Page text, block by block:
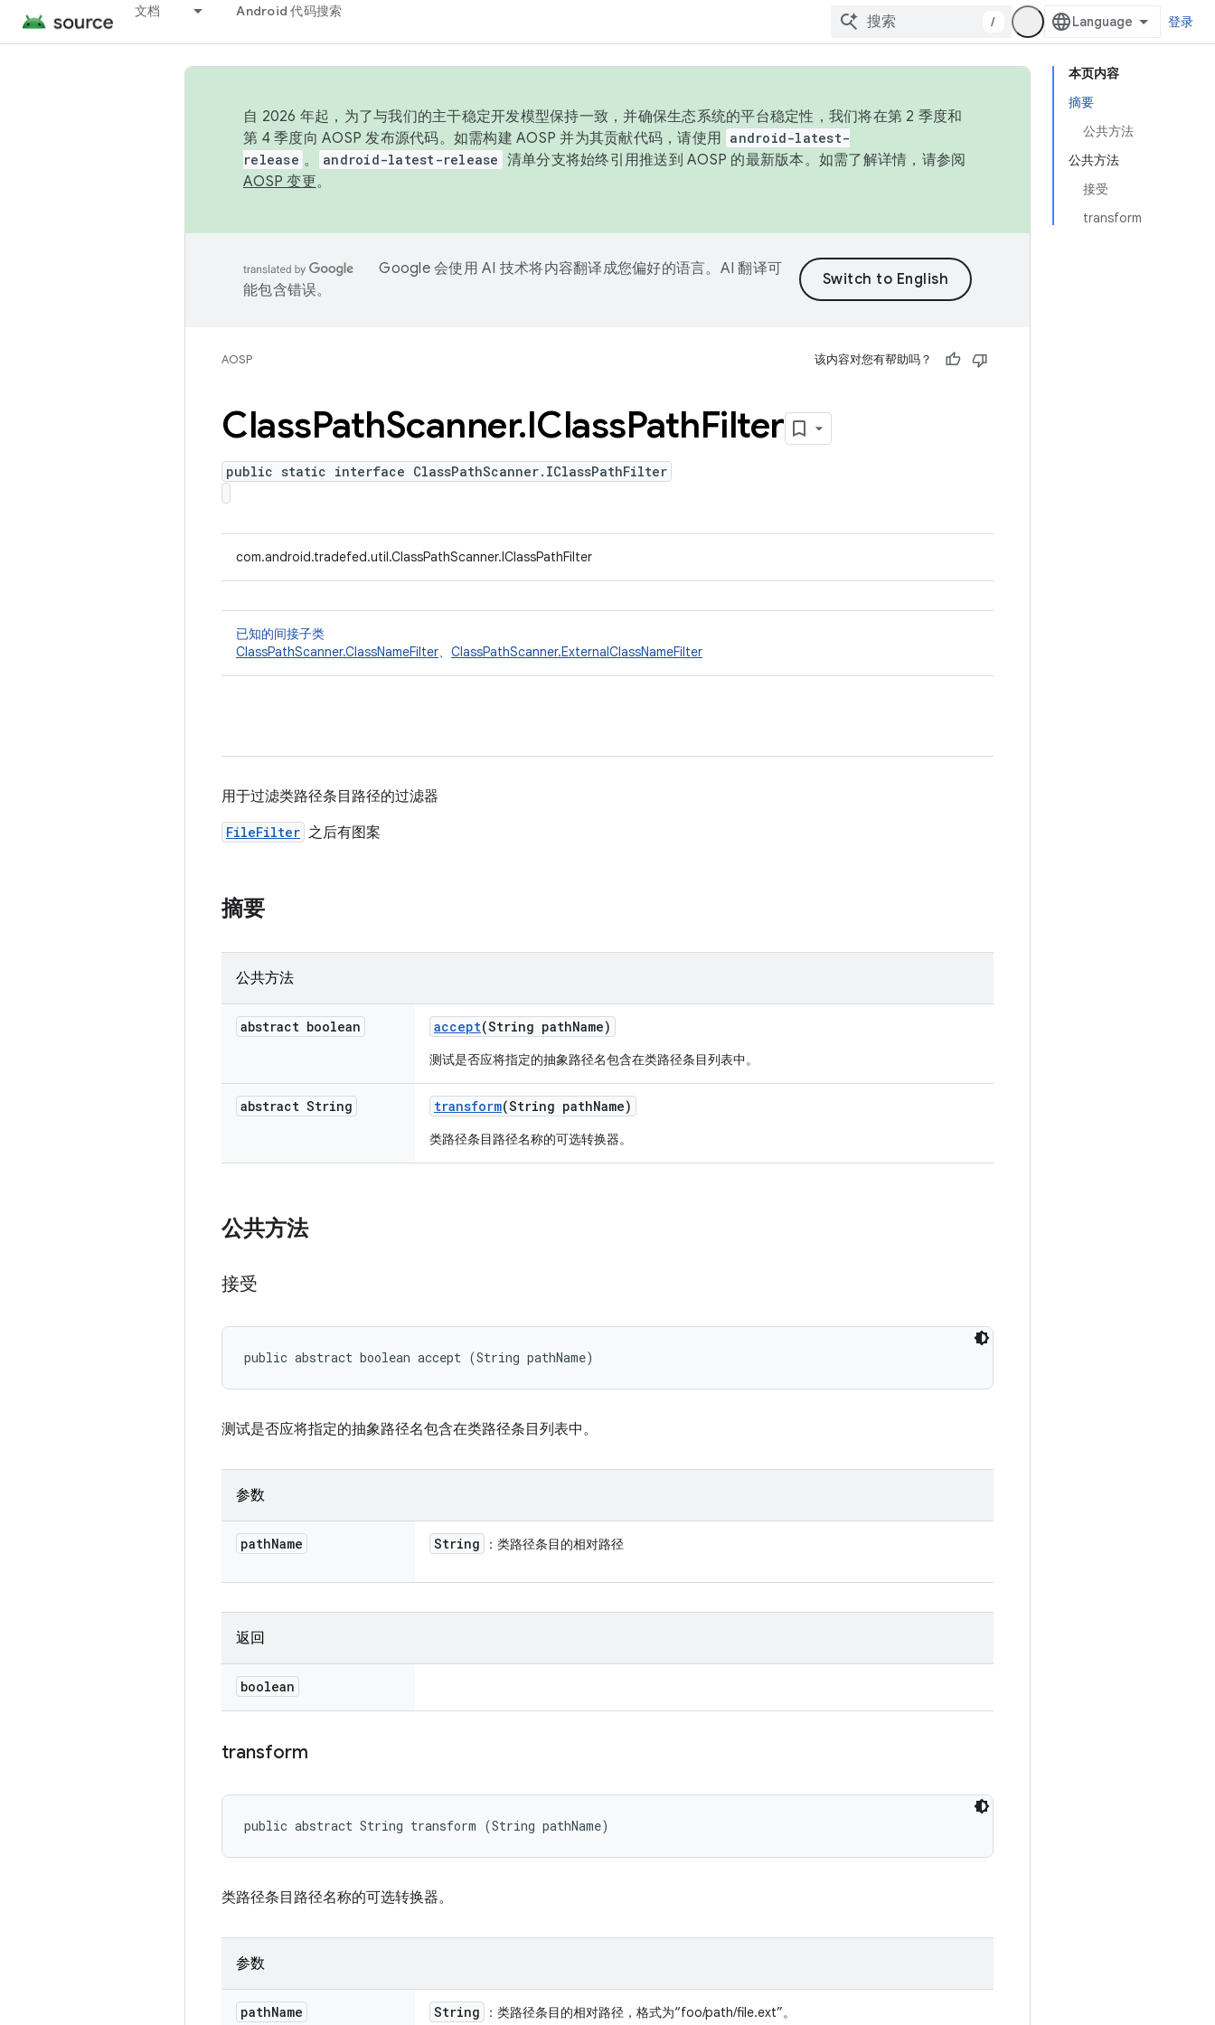
文档 Android 代码搜索
/ 登录
本页内容
摘要
公共方法
公共方法
接受
transform
自 2026 年起，为了与我们的主干稳定开发模型保持一致，并确保生态系统的平台稳定性，我们将在第 2 季度和
第 4 季度向 AOSP 发布源代码。如需构建 AOSP 并为其贡献代码，请使用 android-latest-
release 。 android-latest-release 清单分支将始终引用推送到 AOSP 的最新版本。如需了解详情，请参阅
AOSP 变更。
Google 会使用 AI 技术将内容翻译成您偏好的语言。AI 翻译可
能包含错误。
AOSP 该内容对您有帮助吗？
ClassPathScanner.IClassPathFilter
public static interface ClassPathScanner.IClassPathFilter
com.android.tradefed.util.ClassPathScanner.IClassPathFilter
已知的间接子类
ClassPathScanner.ClassNameFilter、 ClassPathScanner.ExternalClassNameFilter
用于过滤类路径条目路径的过滤器
FileFilter 之后有图案
摘要
公共方法
abstract boolean accept(String pathName)
测试是否应将指定的抽象路径名包含在类路径条目列表中。
abstract String transform(String pathName)
类路径条目路径名称的可选转换器。
公共方法
接受
public abstract boolean accept (String pathName)
测试是否应将指定的抽象路径名包含在类路径条目列表中。
参数
pathName String ：类路径条目的相对路径
返回
boolean
transform
public abstract String transform (String pathName)
类路径条目路径名称的可选转换器。
参数
pathName String ：类路径条目的相对路径，格式为“foo/path/file.ext”。